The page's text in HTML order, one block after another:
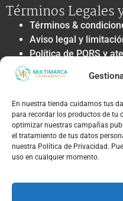
En nuestra tienda cuidamos tus
para recordar los productos de tu
optimizar nuestras campañas
el tratamiento de tus datos
nuestra Política de Privacidad.
uso en cualquier momento.
Términos Legales
Términos &
Aviso legal y
Política de PQRS y
© 2026, TIENDAS VR
90.180.535-8
Para conocer tus derechos o
Superintendencia de